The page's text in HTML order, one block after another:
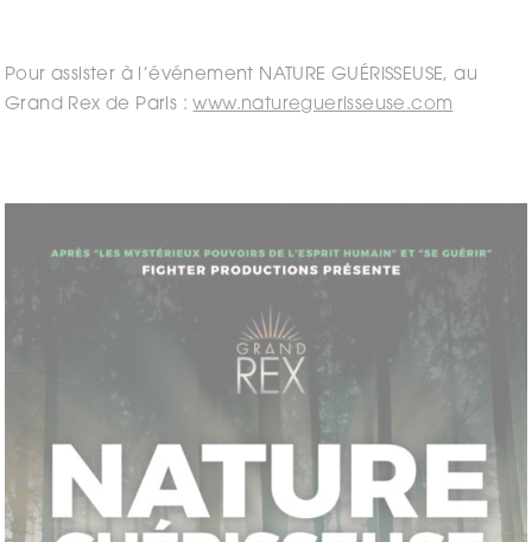
Pour assister à l’événement NATURE GUÉRISSEUSE, au
Grand Rex de Paris :www.natureguerisseuse.com